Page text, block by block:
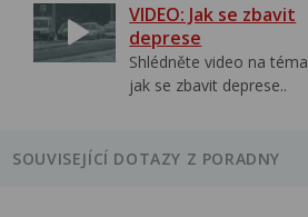
VIDEO: Jak se zbavit
deprese
Shlédněte video na téma
jak se zbavit deprese..
SOUVISEJÍCÍ DOTAZY Z PORADNY